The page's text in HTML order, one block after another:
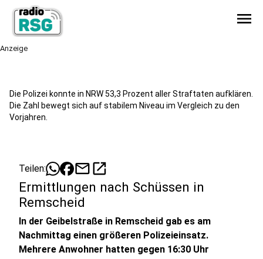
menu
Anzeige
Die Polizei konnte in NRW 53,3 Prozent aller Straftaten aufklären.
Die Zahl bewegt sich auf stabilem Niveau im Vergleich zu den
Vorjahren.
Teilen: mailopen_in_new
Ermittlungen nach Schüssen in
Remscheid
In der Geibelstraße in Remscheid gab es am
Nachmittag einen größeren Polizeieinsatz.
Mehrere Anwohner hatten gegen 16:30 Uhr